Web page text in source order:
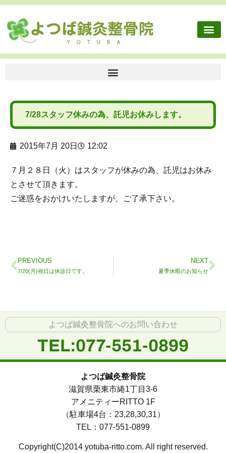
7/28スタッフ休みの為、託児お休みします。
2015年7月 20日 12:02
７月２８日（火）はスタッフが休みの為、託児はお休み
とさせて頂きます。
ご迷惑をおかけいたしますが、ご了承下さい。
PREVIOUS
7/20(月)祝日は休診日です。
NEXT
夏季休暇のお知らせ
よつば鍼灸整骨院へのお問い合わせ
TEL:077-551-0899
よつば鍼灸整骨院
滋賀県栗東市綣1丁目3-6
アメニティーRITTO 1F
（駐車場4台：23,28,30,31）
TEL：077-551-0899
Copyright(C)2014 yotuba-ritto.com. All right reserved.